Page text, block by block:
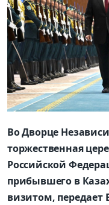
Во Дворце
торжественная
Российской
прибывшего в
визитом, передает